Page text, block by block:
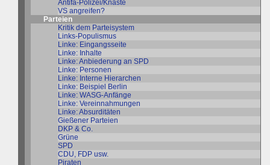
Antifa-Polizei/Knäste
VS angreifen?
Parteien
Kritik dem Parteisystem
Links-Populismus
Linke: Eingangsseite
Linke: Inhalte
Linke: Anbiederung an SPD
Linke: Personen
Linke: Interne Hierarchen
Linke: Beispiel Berlin
Linke: WASG-Anfänge
Linke: Vereinnahmungen
Linke: Absurditäten
Gießener Parteien
DKP & Co.
Grüne
SPD
CDU, FDP usw.
Piraten